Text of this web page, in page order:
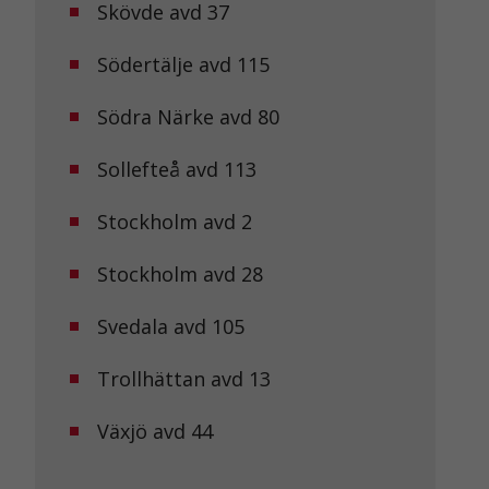
Skövde avd 37
Södertälje avd 115
Södra Närke avd 80
Sollefteå avd 113
Stockholm avd 2
Stockholm avd 28
Svedala avd 105
Trollhättan avd 13
Växjö avd 44